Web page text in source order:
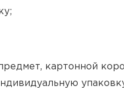
картонной